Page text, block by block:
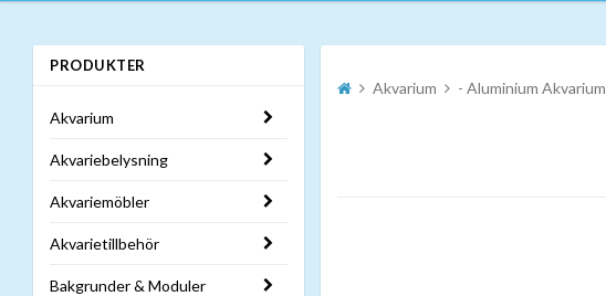
PRODUKTER
Akvarium
Akvariebelysning
Akvariemöbler
Akvarietillbehör
Bakgrunder & Moduler
Akvarium - Aluminium Akvarium